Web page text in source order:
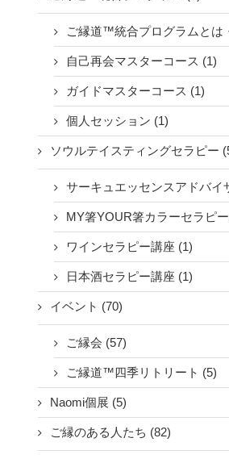
ご縁道™統合プログラムとは
自己再会マスターコース (1)
ガイドマスターコース (1)
個人セッション (1)
ソウルテイスティングセラピー
サーキュエッセンスアドバイ
MY箸YOUR箸カラーセラピ
ワインセラピー講座 (1)
日本酒セラピー講座 (1)
イベント (70)
ご縁会 (57)
ご縁道™四季リトリート (5)
Naomi個展 (5)
ご縁のある人たち (82)